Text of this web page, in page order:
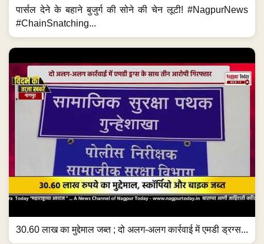
पार्सल देने के बहाने बुजुर्ग की सोने की चेन लूटी! #NagpurNews
#ChainSnatching...
30.60 लाख का मुद्देमाल जब्त ; दो अलग-अलग कार्रवाई में एमडी ड्रग्स...